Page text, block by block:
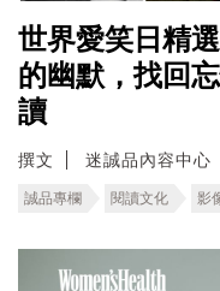
世界愛笑日精
的幽默，找回
讀
撰文 迷誠品內容中心
誠品專欄 閱讀文化 影